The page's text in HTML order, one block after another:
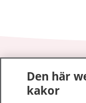
1177 –
På 1177.se får
Den här
kakor